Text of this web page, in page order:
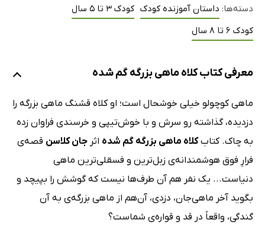
دسته‌ها: داستان آموزنده کودک کودک 3 تا 5 سال
کودک 6 تا 8 سال
معرفی کتاب کلاه ماهی بزرگه گم شده
ماهی کوچولو خیلی خوشحال است؛ او کلاه قشنگ ماهی بزرگه را
دزدیده، گذاشته رو سرش و با خوش‌تیپی و خرسندی فراوان زده
به چاک. کتابکلاه ماهی بزرگه گم شده اثر جان کلاسن قصه‌ی
فرارِ فوق هوشمندانه‌ی زبل‌ترین و فسقلی‌ترین ماهی
دنیاست... یک نفر هم آن طرف‌ها نیست که گوشش را بپیچد و
بگوید آخر ماهی‌جان، دزدی، آن‌هم از ماهی بزرگه‌ی به آن
گندگی، واقعاً در قد و قواره‌ی شماست؟